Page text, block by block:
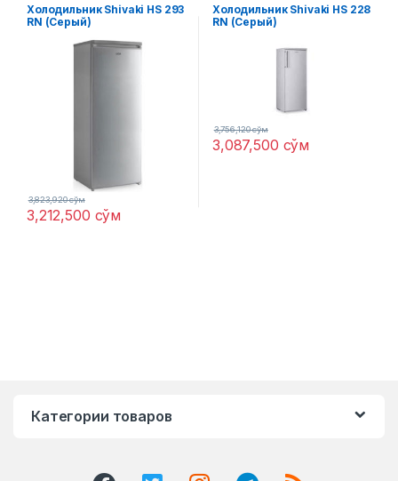
Холодильник Shivaki HS 293
RN (Серый)
3,212,500 сўм
3,823,920сўм
Холодильник Shivaki HS 228
RN (Серый)
3,087,500 сўм
3,756,120сўм
Категории товаров